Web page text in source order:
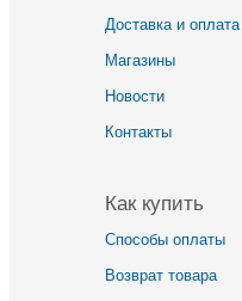
Доставка и оплата
Магазины
Новости
Контакты
Как купить
Способы оплаты
Возврат товара